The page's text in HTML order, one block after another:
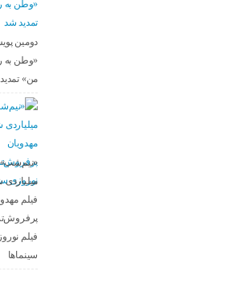
دومین
«وطن به
من»
میلیاردی
فیلم
فیلم
سینماها